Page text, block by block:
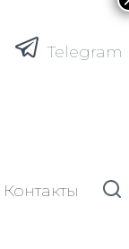
Telegram
Контакты